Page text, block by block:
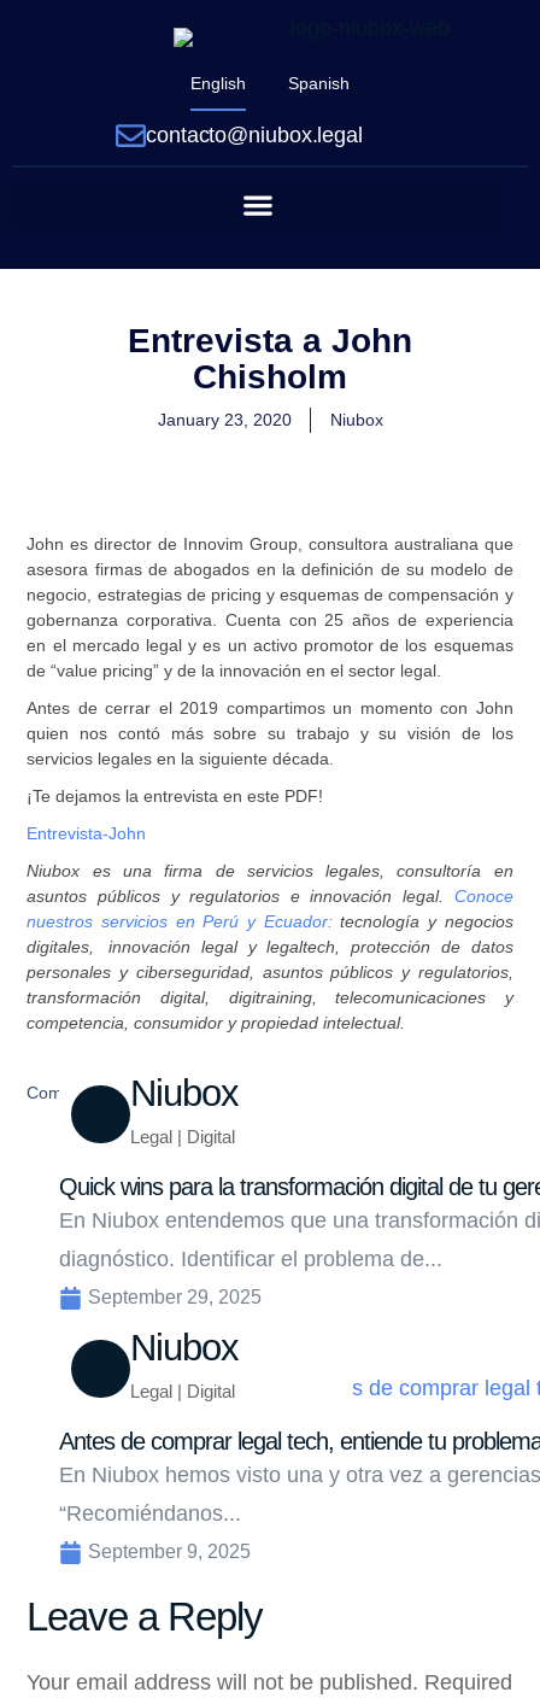
contacto@niubox.legal
English Spanish
Entrevista a John
Chisholm
January 23, 2020 Niubox
John es director de Innovim Group, consultora australiana que
asesora firmas de abogados en la definición de su modelo de
negocio, estrategias de pricing y esquemas de compensación y
gobernanza corporativa. Cuenta con 25 años de experiencia
en el mercado legal y es un activo promotor de los esquemas
de “value pricing” y de la innovación en el sector legal.
Antes de cerrar el 2019 compartimos un momento con John
quien nos contó más sobre su trabajo y su visión de los
servicios legales en la siguiente década.
¡Te dejamos la entrevista en este PDF!
Entrevista-John
Niubox es una firma de servicios legales, consultoría en
asuntos públicos y regulatorios e innovación legal. Conoce
nuestros servicios en Perú y Ecuador:tecnología y negocios
digitales, innovación legal y legaltech, protección de datos
personales y ciberseguridad, asuntos públicos y regulatorios,
transformación digital, digitraining, telecomunicaciones y
competencia, consumidor y propiedad intelectual.
Compartir Niubox
Legal | Digital
Quick wins para la transformación digital de tu
En Niubox entendemos que una transformación
diagnóstico. Identificar el problema de...
September 29, 2025
Niubox
Legal | Digital
Antes de comprar legal tech, entiende tu
En Niubox hemos visto una y otra vez a
“Recomiéndanos...
September 9, 2025
Leave a Reply
Your email address will not be published. Required